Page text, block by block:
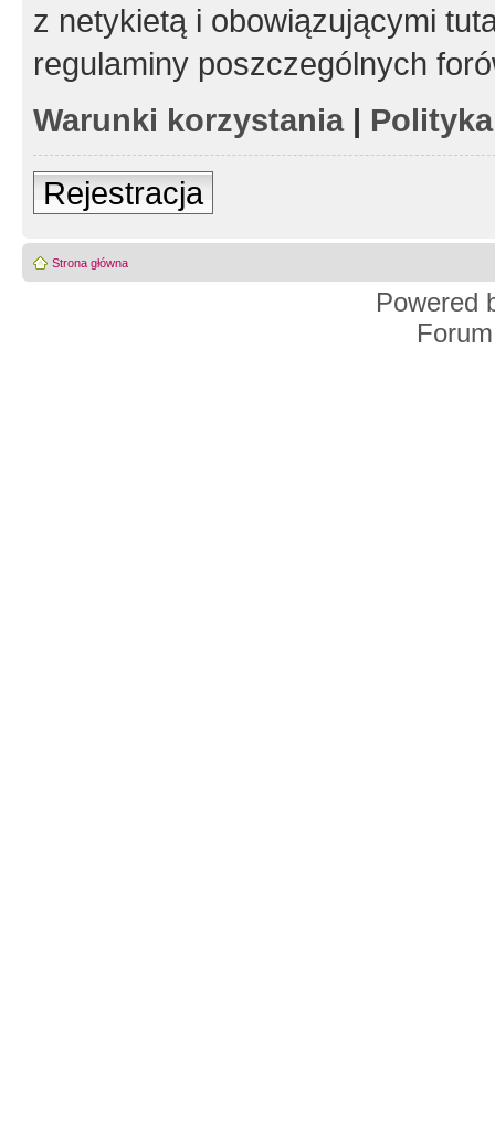
z netykietą i obowiązującymi
regulaminy poszczególnych
Warunki korzystania|
Rejestracja
Strona główna
Powered